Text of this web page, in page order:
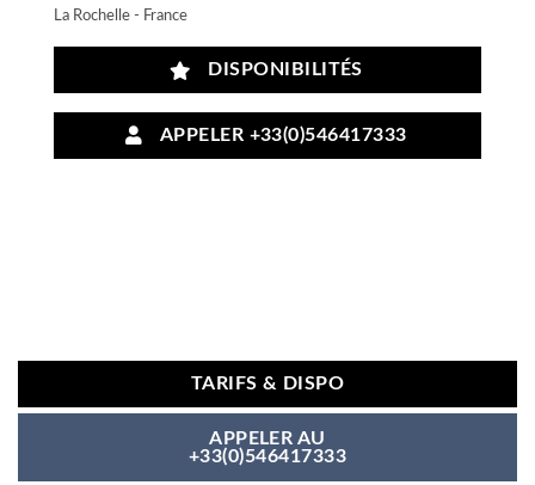
La Rochelle - France
DISPONIBILITÉS
APPELER +33(0)546417333
TARIFS & DISPO
APPELER AU
+33(0)546417333